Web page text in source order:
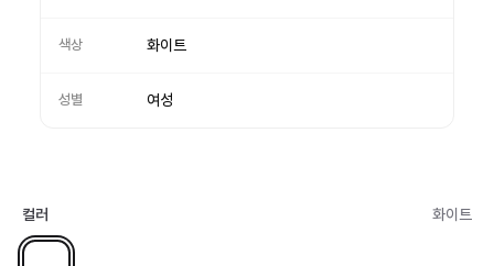
색상 화이트
성별 여성
컬러 화이트